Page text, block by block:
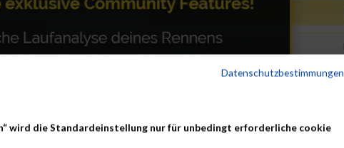
Datenschutzbestimmungen
wird die Standardeinstellung nur für unbedingt erforderliche cookie